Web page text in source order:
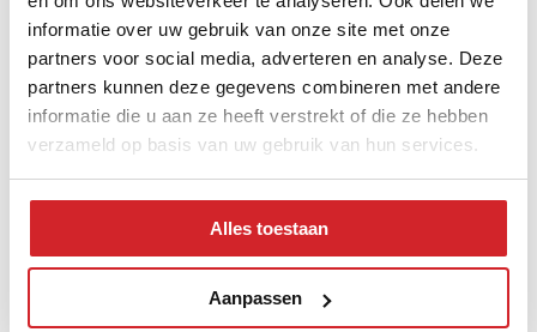
informatie over uw gebruik van onze site met onze
partners voor social media, adverteren en analyse. Deze
partners kunnen deze gegevens combineren met andere
informatie die u aan ze heeft verstrekt of die ze hebben
verzameld op basis van uw gebruik van hun services.
Alles toestaan
Aanpassen
Verdeling type woning